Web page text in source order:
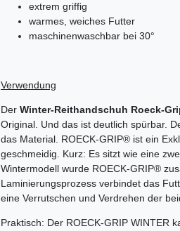
extrem griffig
warmes, weiches Futter
maschinenwaschbar bei 30°
Verwendung
Der Winter-Reithandschuh Roeck-
Original. Und das ist deutlich spürbar.
das Material. ROECK-GRIP® ist ein
geschmeidig. Kurz: Es sitzt wie eine
Wintermodell wurde ROECK-GRIP®
Laminierungsprozess verbindet das
eine Verrutschen und Verdrehen der
Praktisch: Der ROECK-GRIP WINTER